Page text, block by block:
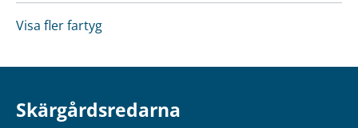
Visa fler fartyg
Skärgårdsredarna